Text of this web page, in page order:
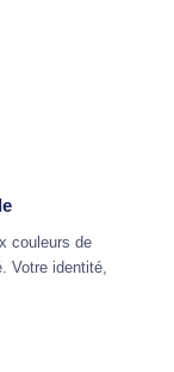
couleurs de
Votre identité,